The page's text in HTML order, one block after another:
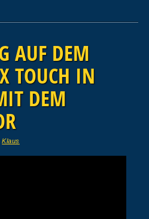
AUF DEM
TOUCH IN
DEM
Klaus